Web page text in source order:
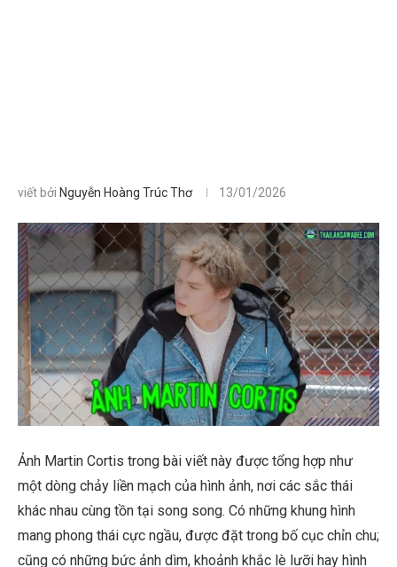
viết bởi Nguyễn Hoàng Trúc Thơ 13/01/2026
Ảnh Martin Cortis trong bài viết này được tổng hợp như
một dòng chảy liền mạch của hình ảnh, nơi các sắc thái
khác nhau cùng tồn tại song song. Có những khung hình
mang phong thái cực ngầu, được đặt trong bố cục chỉn chu;
cũng có những bức ảnh dìm, khoảnh khắc lè lưỡi hay hình